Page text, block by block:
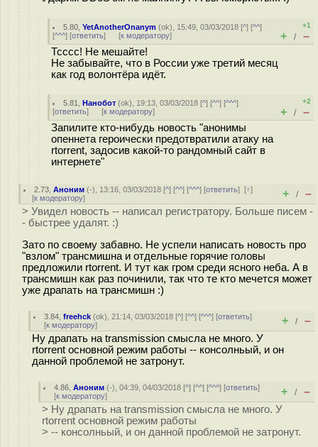
5.80 ,YetAnotherOnanym (ok), 15:49, 03/03/2018 [^] [^^]
[^^^] [ответить] [к модератору]
+1
+ / –
Тсссс! Не мешайте!
Не забывайте, что в России уже третий месяц
как год волонтёра идёт.
5.81 ,Нанобот (ok), 19:13, 03/03/2018 [^] [^^] [^^^]
[ответить] [к модератору]
+2
+ / –
Запилите кто-нибудь новость "анонимы
опеннета героически предотвратили атаку на
rtorrent, задосив какой-то рандомный сайт в
интернете"
2.73 ,Аноним (-), 13:16, 03/03/2018 [^] [^^] [^^^] [ответить][↑]
[к модератору] + / –
> Увидел новость -- написал регистратору. Больше писем -
- быстрее удалят. :)
Зато по своему забавно. Не успели написать новость про
"взлом" трансмишна и отдельные горячие головы
предложили rtorrent. И тут как гром среди ясного неба. А в
трансмишн как раз починили, так что те кто мечется может
уже драпать на трансмишн :)
3.84 ,freehck (ok), 21:14, 03/03/2018 [^] [^^] [^^^] [ответить]
[к модератору] + / –
Ну драпать на transmission смысла не много. У
rtorrent основной режим работы -- консолньый, и он
данной проблемой не затронут.
4.86 ,Аноним (-), 04:39, 04/03/2018 [^] [^^] [^^^] [ответить]
[к модератору] + / –
> Ну драпать на transmission смысла не много. У
rtorrent основной режим работы
> -- консолньый, и он данной проблемой не затронут.